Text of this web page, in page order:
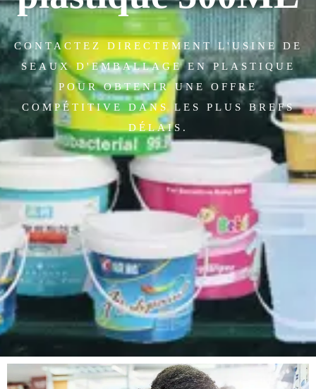
CONTACTEZ DIRECTEMENT L'USINE DE
SEAUX D'EMBALLAGE EN PLASTIQUE
POUR OBTENIR UNE OFFRE
COMPÉTITIVE DANS LES PLUS BREFS
DÉLAIS.
PagePage